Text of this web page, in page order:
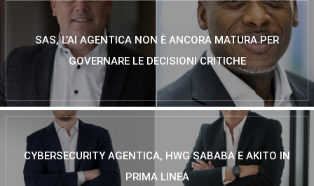
SAS, L’AI AGENTICA NON È ANCORA MATURA PER
GOVERNARE LE DECISIONI CRITICHE
CYBERSECURITY AGENTICA, HWG SABABA E AKITO IN
PRIMA LINEA